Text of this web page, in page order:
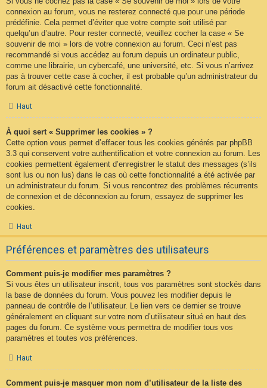
connexion au forum, vous ne resterez connecté que pour une période
prédéfinie. Cela permet d’éviter que votre compte soit utilisé par
quelqu’un d’autre. Pour rester connecté, veuillez cocher la case « Se
souvenir de moi » lors de votre connexion au forum. Ceci n’est pas
recommandé si vous accédez au forum depuis un ordinateur public,
comme une librairie, un cybercafé, une université, etc. Si vous n’arrivez
pas à trouver cette case à cocher, il est probable qu’un administrateur du
forum ait désactivé cette fonctionnalité.
Haut
À quoi sert « Supprimer les cookies » ?
Cette option vous permet d’effacer tous les cookies générés par phpBB
3.3 qui conservent votre authentification et votre connexion au forum. Les
cookies permettent également d’enregistrer le statut des messages (s’ils
sont lus ou non lus) dans le cas où cette fonctionnalité a été activée par
un administrateur du forum. Si vous rencontrez des problèmes récurrents
de connexion et de déconnexion au forum, essayez de supprimer les
cookies.
Haut
Préférences et paramètres des utilisateurs
Comment puis-je modifier mes paramètres ?
Si vous êtes un utilisateur inscrit, tous vos paramètres sont stockés dans
la base de données du forum. Vous pouvez les modifier depuis le
panneau de contrôle de l’utilisateur. Le lien vers ce dernier se trouve
généralement en cliquant sur votre nom d’utilisateur situé en haut des
pages du forum. Ce système vous permettra de modifier tous vos
paramètres et toutes vos préférences.
Haut
Comment puis-je masquer mon nom d’utilisateur de la liste des